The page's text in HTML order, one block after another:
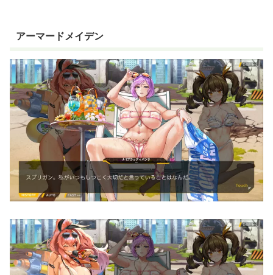
アーマードメイデン